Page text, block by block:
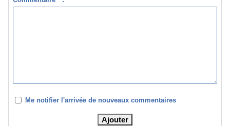
Me notifier l'arrivée de nouveaux commentaires